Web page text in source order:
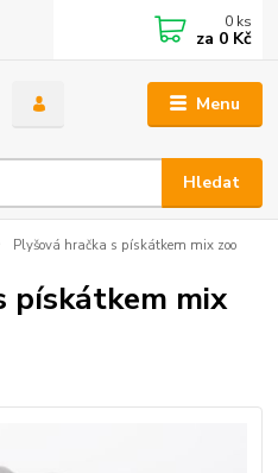
Menu
Hledat
0 ks
za 0 Kč
Plyšová hračka s pískátkem mix zoo
pískátkem mix